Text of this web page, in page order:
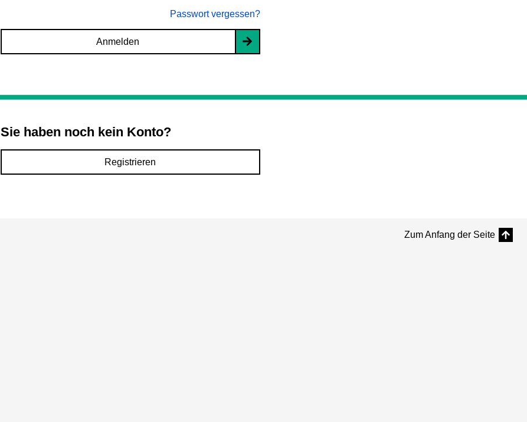
Passwort vergessen?
Anmelden
Sie haben noch kein Konto?
Registrieren
Zum Anfang der Seite